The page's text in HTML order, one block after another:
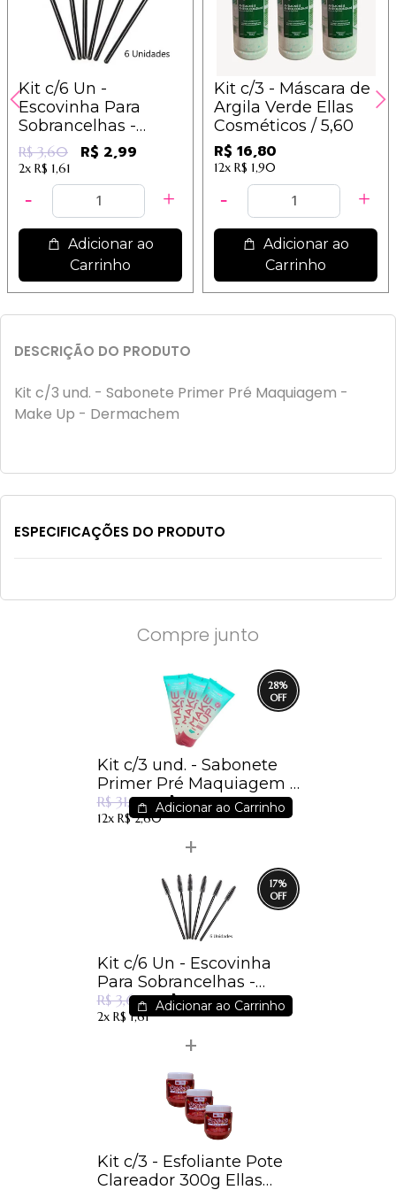
Kit c/6 Un -
Escovinha Para
Sobrancelhas -
Cores Sortidas - IM
R$ 3,60 R$ 2,99
2x R$ 1,61
Adicionar ao
Carrinho
Kit c/3 - Máscara de
Argila Verde Ellas
Cosméticos / 5,60
R$ 16,80
12x R$ 1,90
Adicionar ao
Carrinho
DESCRIÇÃO DO PRODUTO
Kit c/3 und. - Sabonete Primer Pré Maquiagem -
Make Up - Dermachem
ESPECIFICAÇÕES DO PRODUTO
Compre junto
28%
Kit c/3 und. - Sabonete
Primer Pré Maquiagem -
Make Up - Dermachem
R$ 31,83 R$ 23,05
12x R$ 2,60
Adicionar ao Carrinho
17%
Kit c/6 Un - Escovinha
Para Sobrancelhas -
Cores Sortidas - IM
R$ 3,60 R$ 2,99
2x R$ 1,61
Adicionar ao Carrinho
Kit c/3 - Esfoliante Pote
Clareador 300g Ellas